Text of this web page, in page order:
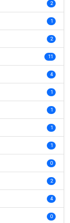
2
1
2
11
4
1
1
1
1
0
2
4
0